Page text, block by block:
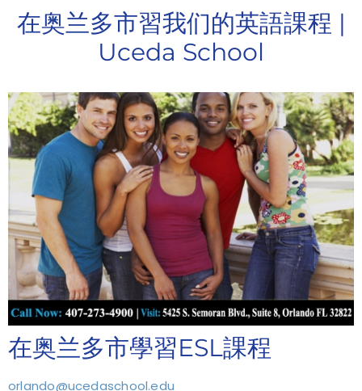
F1 INTERNATIONAL STUDENTS
BUSINESSES
CONTACT
在奥兰多市習我们的英語課程 |
Uceda School
在奥兰多市學習ESL課程
orlando@ucedaschool.edu